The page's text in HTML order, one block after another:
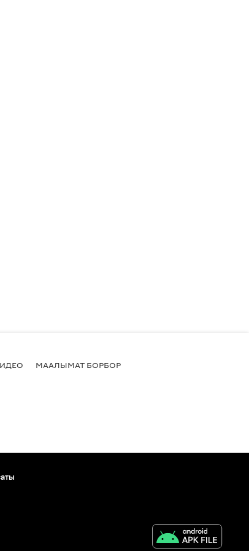
МААЛЫМАТ БОРБОР